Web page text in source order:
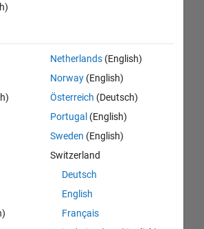
Netherlands(English)
Norway(English)
Österreich (Deutsch)
Portugal (English)
Sweden (English)
Switzerland
Deutsch
English
Français